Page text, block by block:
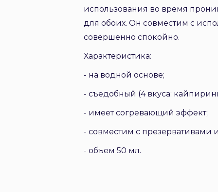
использования во время
для обоих. Он совместим с
совершенно спокойно.
Характеристика:
- на водной основе;
- съедобный (4 вкуса:
- имеет согревающий эффект;
- совместим с презервативами
- объем 50 мл.